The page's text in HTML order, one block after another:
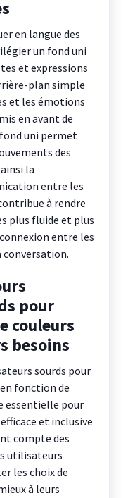
en langue des
un fond uni
et expressions
plan simple
et les émotions
en avant de
uni permet
des
la
entre les
à rendre
plus fluide et plus
entre les
conversation.
pour
couleurs
besoins
sourds pour
fonction de
essentielle pour
et inclusive
compte des
utilisateurs
les choix de
à leurs